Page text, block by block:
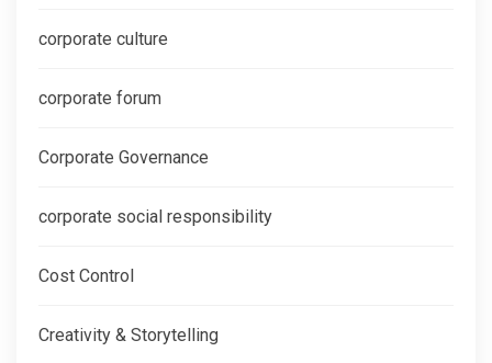
corporate culture
corporate forum
Corporate Governance
corporate social responsibility
Cost Control
Creativity & Storytelling